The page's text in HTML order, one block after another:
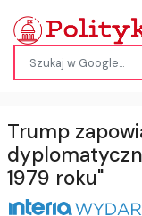
Trump
1979 roku"